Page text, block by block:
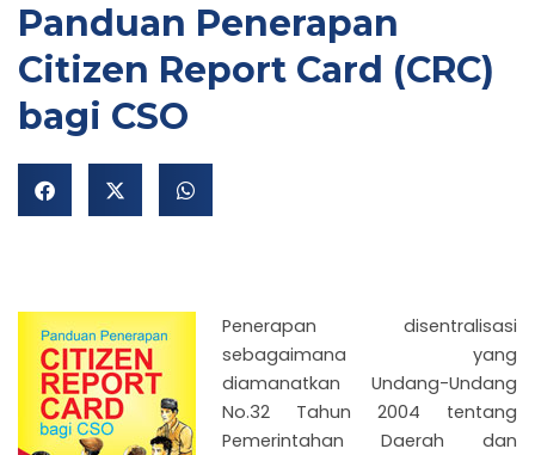
Panduan Penerapan
Citizen Report Card (CRC)
bagi CSO
Penerapan disentralisasi
sebagaimana yang
diamanatkan Undang-Undang
No.32 Tahun 2004 tentang
Pemerintahan Daerah dan